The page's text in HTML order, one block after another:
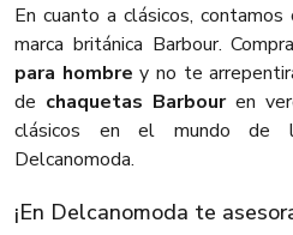
En cuanto a clásicos,
marca británica Barbour.
para hombre y no te
de chaquetas Barbouren
clásicos en el mundo de
Delcanomoda.
¡En Delcanomoda te